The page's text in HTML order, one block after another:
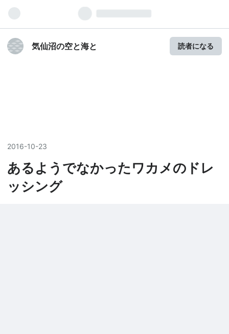
気仙沼の空と海と 読者になる
2016-10-23
あるようでなかったワカメのドレ
ッシング